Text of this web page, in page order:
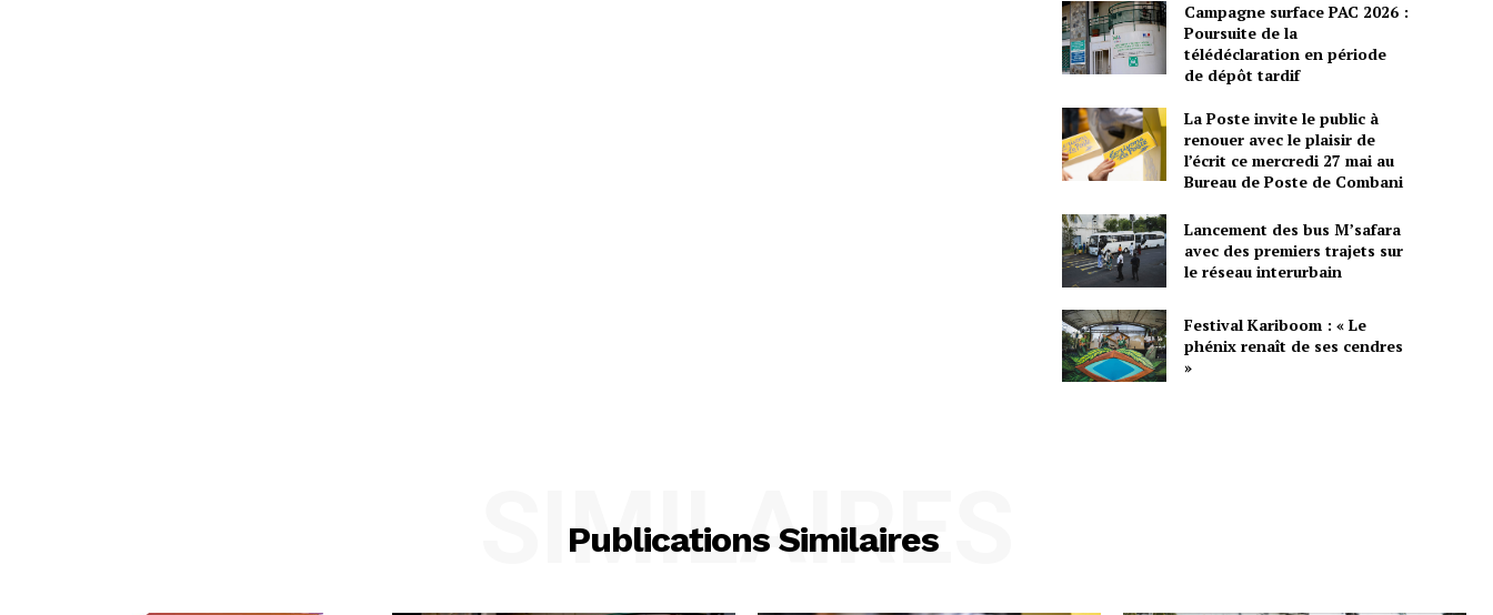
Campagne surface PAC 2026 :
Poursuite de la
télédéclaration en période
de dépôt tardif
La Poste invite le public à
renouer avec le plaisir de
l’écrit ce mercredi 27 mai au
Bureau de Poste de Combani
Lancement des bus M’safara
avec des premiers trajets sur
le réseau interurbain
Festival Kariboom : « Le
phénix renaît de ses cendres
»
Publications Similaires
SIMILAIRES